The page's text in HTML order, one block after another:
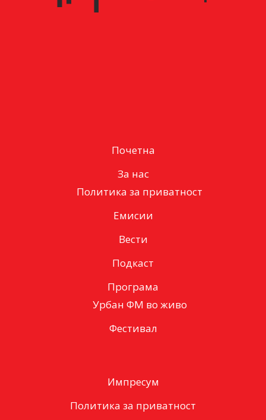
Почетна
За нас
Политика за приватност
Емисии
Вести
Подкаст
Програма
Урбан ФМ во живо
Фестивал
Импресум
Политика за приватност